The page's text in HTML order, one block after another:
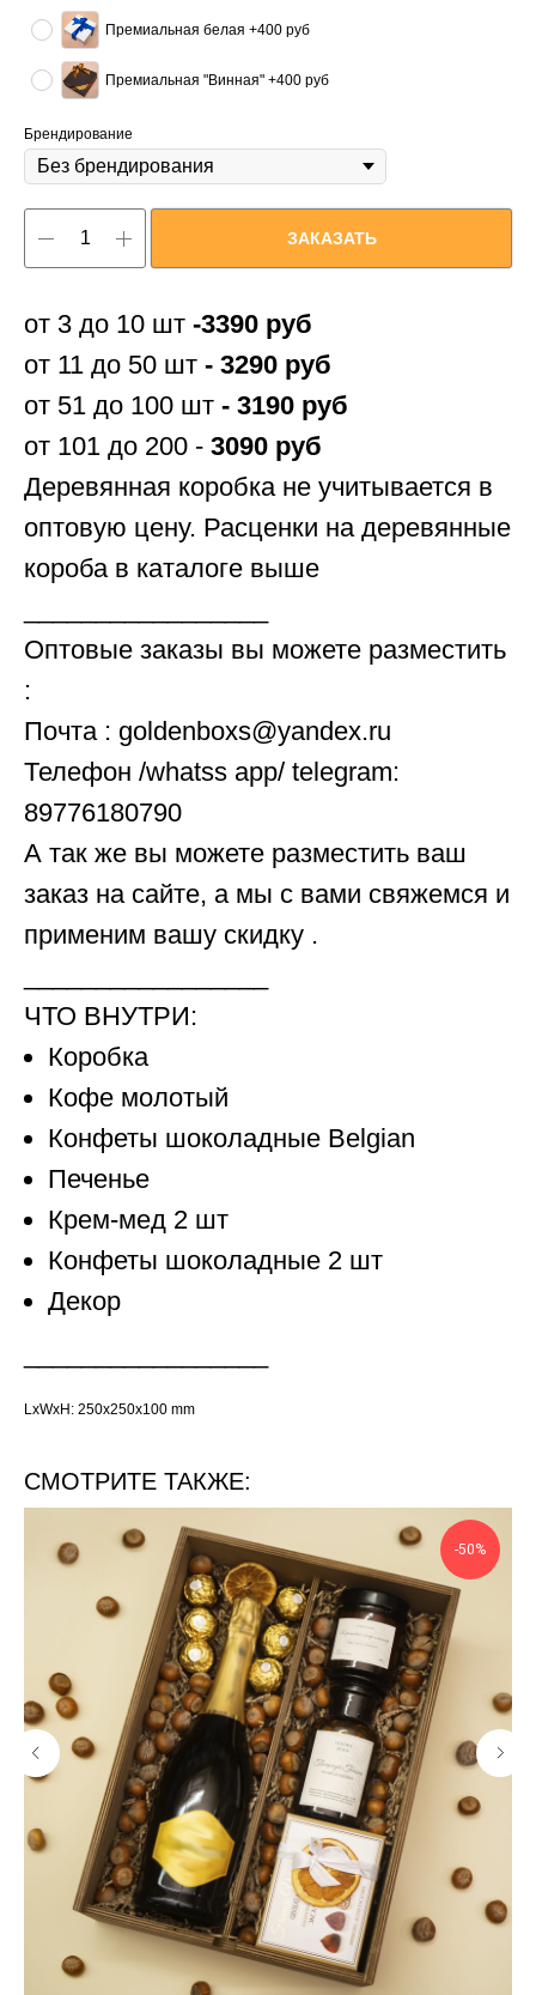
Премиальная белая +400 руб
Премиальная "Винная" +400 руб
Брендирование
ЗАКАЗАТЬ
от 3 до 10 шт -3390 руб
от 11 до 50 шт - 3290 руб
от 51 до 100 шт - 3190 руб
от 101 до 200 - 3090 руб
Деревянная коробка не учитывается в
оптовую цену. Расценки на деревянные
короба в каталоге выше
Оптовые заказы вы можете разместить
:
Почта : goldenboxs@yandex.ru
Телефон /whatss app/ telegram:
89776180790
А так же вы можете разместить ваш
заказ на сайте, а мы с вами свяжемся и
применим вашу скидку .
ЧТО ВНУТРИ:
Коробка
Кофе молотый
Конфеты шоколадные Belgian
Печенье
Крем-мед 2 шт
Конфеты шоколадные 2 шт
Декор
LxWxH: 250x250x100 mm
СМОТРИТЕ ТАКЖЕ:
-50%